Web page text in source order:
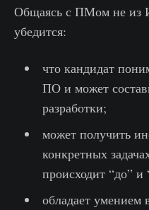
Общаясь с ПМом не из
убедится:
что кандидат
ПО и может
разработки;
может получить
конкретных
происходит “до”
обладает умением